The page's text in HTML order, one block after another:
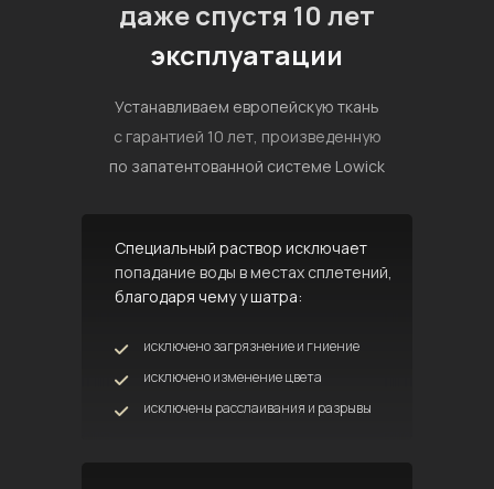
даже спустя 10 лет
эксплуатации
Устанавливаем европейскую ткань
с гарантией 10 лет, произведенную
по запатентованной системе Lowick
Специальный раствор исключает
попадание воды в местах сплетений,
благодаря чему у шатра:
исключено загрязнение и гниение
исключено изменение цвета
исключены расслаивания и разрывы